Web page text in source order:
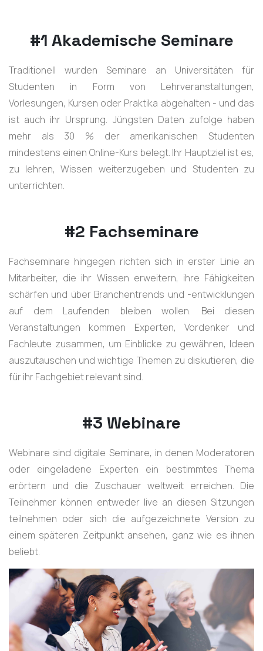
#1 Akademische Seminare
Traditionell wurden Seminare an Universitäten für
Studenten in Form von Lehrveranstaltungen,
Vorlesungen, Kursen oder Praktika abgehalten - und das
ist auch ihr Ursprung. Jüngsten Daten zufolge haben
mehr als 30 % der amerikanischen Studenten
mindestens einen Online-Kurs belegt. Ihr Hauptziel ist es,
zu lehren, Wissen weiterzugeben und Studenten zu
unterrichten.
#2 Fachseminare
Fachseminare hingegen richten sich in erster Linie an
Mitarbeiter, die ihr Wissen erweitern, ihre Fähigkeiten
schärfen und über Branchentrends und -entwicklungen
auf dem Laufenden bleiben wollen. Bei diesen
Veranstaltungen kommen Experten, Vordenker und
Fachleute zusammen, um Einblicke zu gewähren, Ideen
auszutauschen und wichtige Themen zu diskutieren, die
für ihr Fachgebiet relevant sind.
#3 Webinare
Webinare sind digitale Seminare, in denen Moderatoren
oder eingeladene Experten ein bestimmtes Thema
erörtern und die Zuschauer weltweit erreichen. Die
Teilnehmer können entweder live an diesen Sitzungen
teilnehmen oder sich die aufgezeichnete Version zu
einem späteren Zeitpunkt ansehen, ganz wie es ihnen
beliebt.